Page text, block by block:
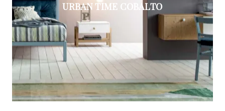
URBAN TIME COBALTO